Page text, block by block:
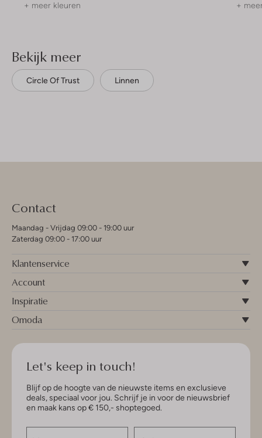
+ meer kleuren +
Bekijk meer
Circle Of Trust Linnen
Contact
Maandag - Vrijdag 09:00 - 19:00 uur
Zaterdag 09:00 - 17:00 uur
Klantenservice
Account
Inspiratie
Omoda
Let's keep in touch!
Blijf op de hoogte van de nieuwste items en exclusieve
deals, speciaal voor jou. Schrijf je in voor de nieuwsbrief
en maak kans op € 150,- shoptegoed.